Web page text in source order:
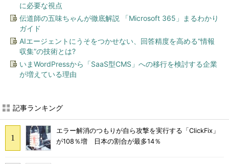
に必要な視点
伝道師の五味ちゃんが徹底解説 「Microsoft 365」まるわかり
ガイド
AIエージェントにうそをつかせない、回答精度を高める“情報
収集”の技術とは?
いまWordPressから「SaaS型CMS」への移行を検討する企業
が増えている理由
記事ランキング
エラー解消のつもりが自ら攻撃を実行する「ClickFix」
が108％増 日本の割合が最多14％